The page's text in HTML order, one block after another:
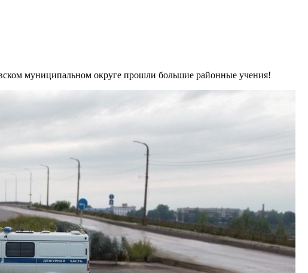
муниципальном округе прошли большие районные учения!